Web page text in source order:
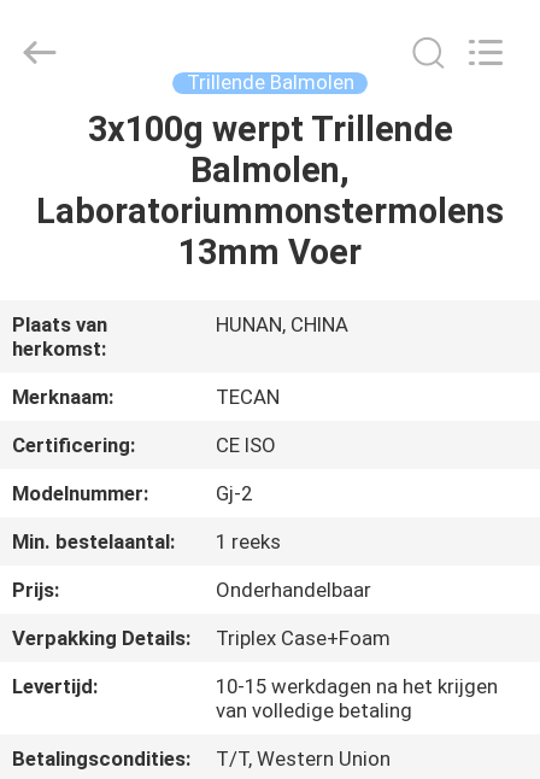
PRODUCTEN
ONS
FABRIEKSREIS
KWALITEITSCONTROLE
CONTACTEER
ONS
NIEUWS
BLOG
Powder
Technology
Trillende Balmolen
3x100g werpt Trillende
Balmolen,
Laboratoriummonstermolens
13mm Voer
Plaats van
herkomst:
HUNAN, CHINA
Merknaam:
TECAN
Certificering:
CE ISO
Modelnummer:
Gj-2
Min. bestelaantal:
1 reeks
Prijs:
Onderhandelbaar
Verpakking Details:
Triplex Case+Foam
Levertijd:
10-15 werkdagen na het krijgen
van volledige betaling
Betalingscondities:
T/T, Western Union